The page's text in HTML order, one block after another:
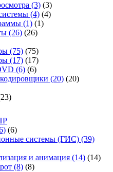
(3) (3)
(4) (4)
(1) (1)
(26) (26)
(75) (75)
(17) (17)
(6) (6)
(20) (20)
(6)
системы (ГИС) (39)
и анимация (14) (14)
(8) (8)